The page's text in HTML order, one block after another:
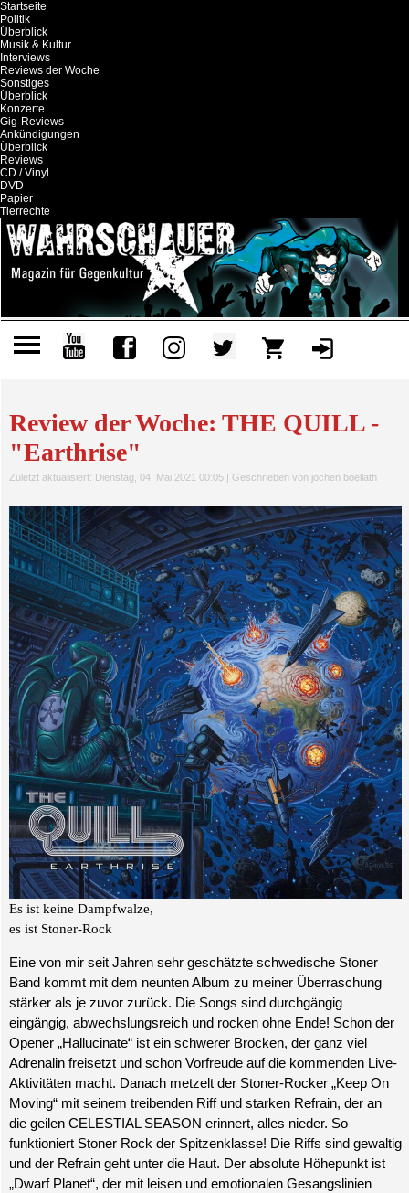
Startseite
Politik
Überblick
Musik & Kultur
Interviews
Reviews der Woche
Sonstiges
Überblick
Konzerte
Gig-Reviews
Ankündigungen
Überblick
Reviews
CD / Vinyl
DVD
Papier
Tierrechte
Review der Woche: THE QUILL -
"Earthrise"
Zuletzt aktualisiert: Dienstag, 04. Mai 2021 00:05| Geschrieben von jochen boellath
Es ist keine Dampfwalze,
es ist Stoner-Rock
Eine von mir seit Jahren sehr geschätzte schwedische Stoner
Band kommt mit dem neunten Album zu meiner Überraschung
stärker als je zuvor zurück. Die Songs sind durchgängig
eingängig, abwechslungsreich und rocken ohne Ende! Schon der
Opener „Hallucinate“ ist ein schwerer Brocken, der ganz viel
Adrenalin freisetzt und schon Vorfreude auf die kommenden Live-
Aktivitäten macht. Danach metzelt der Stoner-Rocker „Keep On
Moving“ mit seinem treibenden Riff und starken Refrain, der an
die geilen CELESTIAL SEASON erinnert, alles nieder. So
funktioniert Stoner Rock der Spitzenklasse! Die Riffs sind gewaltig
und der Refrain geht unter die Haut. Der absolute Höhepunkt ist
„Dwarf Planet“, der mit leisen und emotionalen Gesangslinien